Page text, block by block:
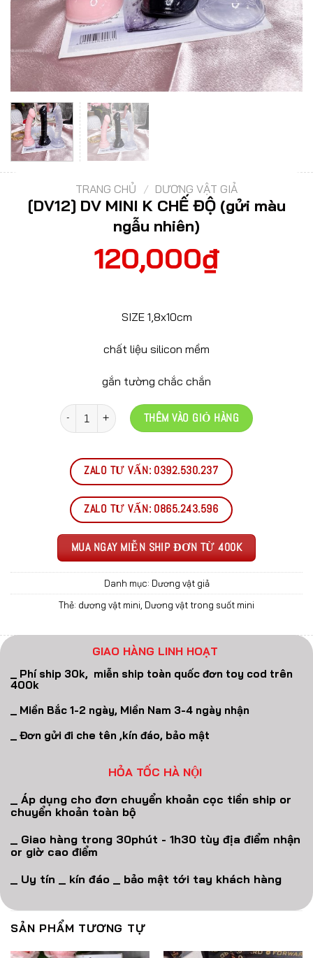
TRANG CHỦ / DƯƠNG VẬT GIẢ
[DV12] DV MINI K CHẾ ĐỘ (gửi màu
ngẫu nhiên)
120,000₫
SIZE 1,8x10cm
chất liệu silicon mềm
gắn tường chắc chắn
Số lượng THÊM VÀO GIỎ HÀNG
ZALO TƯ VẤN: 0392.530.237
ZALO TƯ VẤN: 0865.243.596
MUA NGAY MIỄN SHIP ĐƠN TỪ 400K
Danh mục: Dương vật giả
Thẻ: dương vật mini, Dương vật trong suốt mini
GIAO HÀNG LINH HOẠT
_ Phí ship 30k, miễn ship toàn quốc đơn toy cod trên
400k
_ Miền Bắc 1-2 ngày, Miền Nam 3-4 ngày nhận
_ Đơn gửi đi che tên ,kín đáo, bảo mật
HỎA TỐC HÀ NỘI
_ Áp dụng cho đơn chuyển khoản cọc tiền ship or
chuyển khoản toàn bộ
_ Giao hàng trong 30phút - 1h30 tùy địa điểm nhận
or giờ cao điểm
_ Uy tín _ kín đáo _ bảo mật tới tay khách hàng
SẢN PHẨM TƯƠNG TỰ